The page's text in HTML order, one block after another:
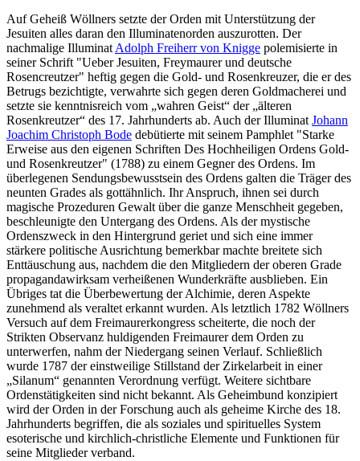
Auf Geheiß Wöllners setzte der Orden mit Unterstützung der
Jesuiten alles daran den Illuminatenorden auszurotten. Der
nachmalige Illuminat Adolph Freiherr von Knigge polemisierte in
seiner Schrift "Ueber Jesuiten, Freymaurer und deutsche
Rosencreutzer" heftig gegen die Gold- und Rosenkreuzer, die er des
Betrugs bezichtigte, verwahrte sich gegen deren Goldmacherei und
setzte sie kenntnisreich vom „wahren Geist“ der „älteren
Rosenkreutzer“ des 17. Jahrhunderts ab. Auch der Illuminat Johann
Joachim Christoph Bode debütierte mit seinem Pamphlet "Starke
Erweise aus den eigenen Schriften Des Hochheiligen Ordens Gold-
und Rosenkreutzer" (1788) zu einem Gegner des Ordens. Im
überlegenen Sendungsbewusstsein des Ordens galten die Träger des
neunten Grades als gottähnlich. Ihr Anspruch, ihnen sei durch
magische Prozeduren Gewalt über die ganze Menschheit gegeben,
beschleunigte den Untergang des Ordens. Als der mystische
Ordenszweck in den Hintergrund geriet und sich eine immer
stärkere politische Ausrichtung bemerkbar machte breitete sich
Enttäuschung aus, nachdem die den Mitgliedern der oberen Grade
propagandawirksam verheißenen Wunderkräfte ausblieben. Ein
Übriges tat die Überbewertung der Alchimie, deren Aspekte
zunehmend als veraltet erkannt wurden. Als letztlich 1782 Wöllners
Versuch auf dem Freimaurerkongress scheiterte, die noch der
Strikten Observanz huldigenden Freimaurer dem Orden zu
unterwerfen, nahm der Niedergang seinen Verlauf. Schließlich
wurde 1787 der einstweilige Stillstand der Zirkelarbeit in einer
„Silanum“ genannten Verordnung verfügt. Weitere sichtbare
Ordenstätigkeiten sind nicht bekannt. Als Geheimbund konzipiert
wird der Orden in der Forschung auch als geheime Kirche des 18.
Jahrhunderts begriffen, die als soziales und spirituelles System
esoterische und kirchlich-christliche Elemente und Funktionen für
seine Mitglieder verband.